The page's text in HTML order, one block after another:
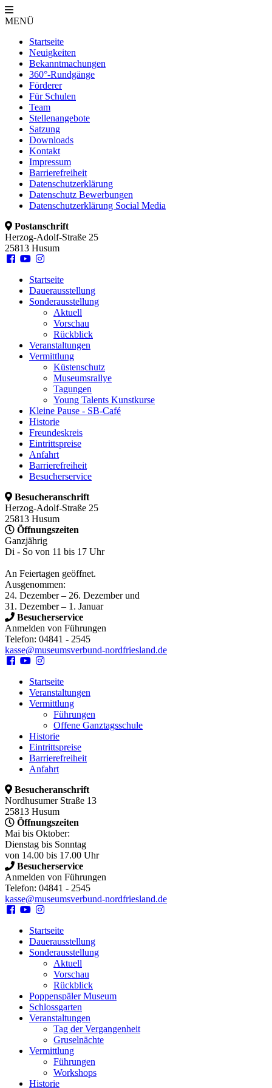
MENÜ
Startseite
Neuigkeiten
Bekanntmachungen
360°-Rundgänge
Förderer
Für Schulen
Team
Stellenangebote
Satzung
Downloads
Kontakt
Impressum
Barrierefreiheit
Datenschutzerklärung
Datenschutz Bewerbungen
Datenschutzerklärung Social Media
Postanschrift
Herzog-Adolf-Straße 25
25813 Husum
Startseite
Dauerausstellung
Sonderausstellung
Aktuell
Vorschau
Rückblick
Veranstaltungen
Vermittlung
Küstenschutz
Museumsrallye
Tagungen
Young Talents Kunstkurse
Kleine Pause - SB-Café
Historie
Freundeskreis
Eintrittspreise
Anfahrt
Barrierefreiheit
Besucherservice
Besucheranschrift
Herzog-Adolf-Straße 25
25813 Husum
Öffnungszeiten
Ganzjährig
Di - So von 11 bis 17 Uhr
An Feiertagen geöffnet.
Ausgenommen:
24. Dezember – 26. Dezember und
31. Dezember – 1. Januar
Besucherservice
Anmelden von Führungen
Telefon: 04841 - 2545
kasse@museumsverbund-nordfriesland.de
Startseite
Veranstaltungen
Vermittlung
Führungen
Offene Ganztagsschule
Historie
Eintrittspreise
Barrierefreiheit
Anfahrt
Besucheranschrift
Nordhusumer Straße 13
25813 Husum
Öffnungszeiten
Mai bis Oktober:
Dienstag bis Sonntag
von 14.00 bis 17.00 Uhr
Besucherservice
Anmelden von Führungen
Telefon: 04841 - 2545
kasse@museumsverbund-nordfriesland.de
Startseite
Dauerausstellung
Sonderausstellung
Aktuell
Vorschau
Rückblick
Poppenspäler Museum
Schlossgarten
Veranstaltungen
Tag der Vergangenheit
Gruselnächte
Vermittlung
Führungen
Workshops
Historie